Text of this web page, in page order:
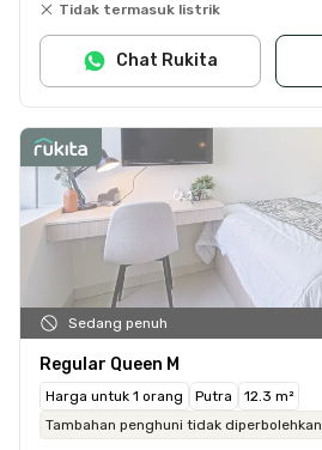
Tidak termasuk listrik
Chat Rukita
Sedang penuh
Regular Queen M
Harga untuk 1 orang Putra
12.3 m²
Tambahan penghuni tidak diperbolehkan